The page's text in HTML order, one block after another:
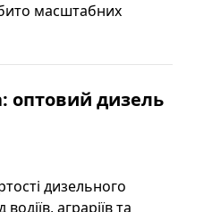
масштабних
оптовий дизель
дизельного
аграріїв та